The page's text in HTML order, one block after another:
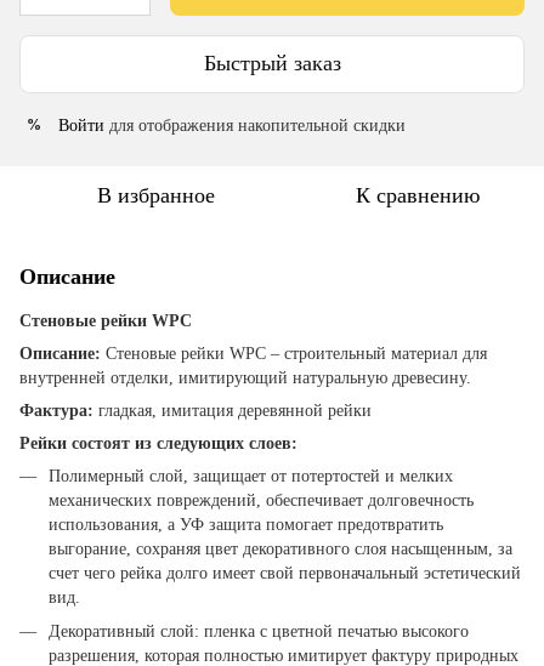
Быстрый заказ
% Войти для отображения накопительной скидки
В избранное К сравнению
Описание
Стеновые рейки WPC
Описание: Стеновые рейки WPC – строительный материал для
внутренней отделки, имитирующий натуральную древесину.
Фактура: гладкая, имитация деревянной рейки
Рейки состоят из следующих слоев:
Полимерный слой, защищает от потертостей и мелких
механических повреждений, обеспечивает долговечность
использования, а УФ защита помогает предотвратить
выгорание, сохраняя цвет декоративного слоя насыщенным, за
счет чего рейка долго имеет свой первоначальный эстетический
вид.
Декоративный слой: пленка с цветной печатью высокого
разрешения, которая полностью имитирует фактуру природных